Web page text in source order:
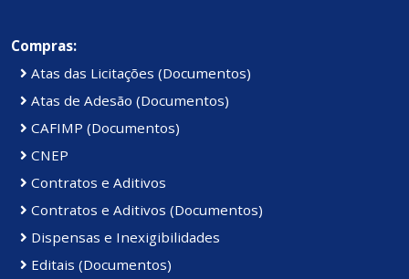
Compras:
Atas das Licitações (Documentos)
Atas de Adesão (Documentos)
CAFIMP (Documentos)
CNEP
Contratos e Aditivos
Contratos e Aditivos (Documentos)
Dispensas e Inexigibilidades
Editais (Documentos)